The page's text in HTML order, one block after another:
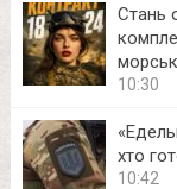
Стань
10:30
хто
10:42